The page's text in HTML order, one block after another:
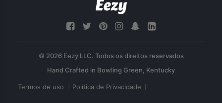
© 2026 Eezy LLC. Todos os direitos reservados
Termos de uso Política de Privacidade